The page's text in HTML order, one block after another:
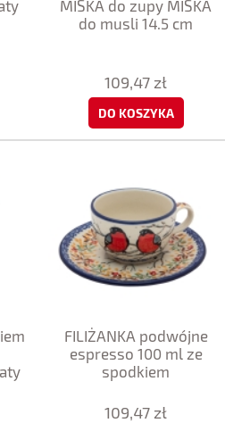
MISKA do zupy MISKA
do musli 14.5 cm
109,47 zł
DO KOSZYKA
FILIŻANKA podwójne
espresso 100 ml ze
spodkiem
109,47 zł